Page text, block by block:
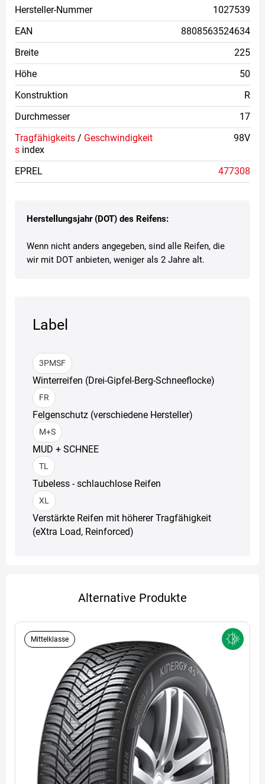
Herstellungsjahr (DOT) des Reifens:
Wenn nicht anders angegeben, sind alle Reifen, die
wir mit DOT anbieten, weniger als 2 Jahre alt.
Label
3PMSF
Winterreifen (Drei-Gipfel-Berg-Schneeflocke)
FR
Felgenschutz (verschiedene Hersteller)
M+S
MUD + SCHNEE
TL
Tubeless - schlauchlose Reifen
XL
Verstärkte Reifen mit höherer Tragfähigkeit
(eXtra Load, Reinforced)
Hersteller-Nummer
1027539
EAN
8808563524634
Breite
225
Höhe
50
Konstruktion
R
Durchmesser
17
Tragfähigkeits / Geschwindigkeit
s index
98V
EPREL 477308
Alternative Produkte
Mittelklasse